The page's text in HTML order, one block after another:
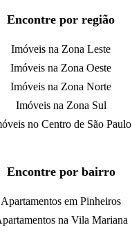
Encontre por região
Imóveis na Zona Leste
Imóveis na Zona Oeste
Imóveis na Zona Norte
Imóveis na Zona Sul
no Centro de São Paulo
Encontre por bairro
Apartamentos em Pinheiros
na Vila Mariana